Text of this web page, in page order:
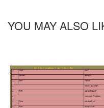
YOU MAY ALSO